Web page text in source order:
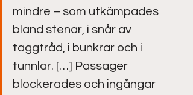
mindre – som utkämpades
bland stenar, i snår av
taggtråd, i bunkrar och i
tunnlar. […] Passager
blockerades och ingångar